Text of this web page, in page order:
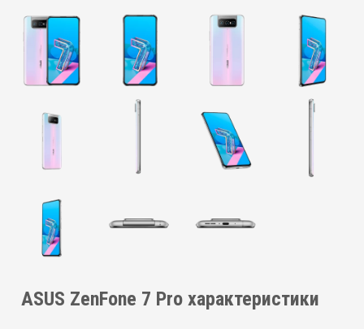
ASUS ZenFone 7 Pro характеристики